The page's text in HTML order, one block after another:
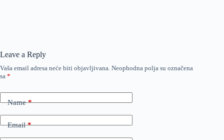
Leave a Reply
Vaša email adresa neće biti objavljivana. Neophodna polja su označena
sa *
Name*
Email*